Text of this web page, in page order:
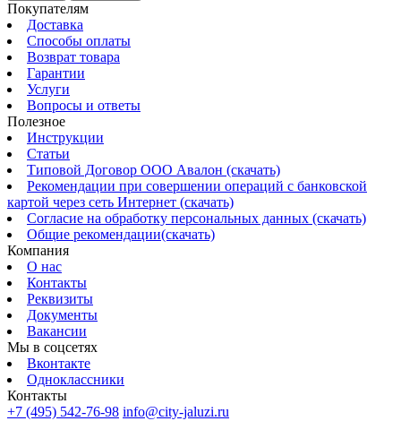
Покупателям
Доставка
Способы оплаты
Возврат товара
Гарантии
Услуги
Вопросы и ответы
Полезное
Инструкции
Статьи
Типовой Договор ООО Авалон (скачать)
Рекомендации при совершении операций с банковской
картой через сеть Интернет (скачать)
Согласие на обработку персональных данных (скачать)
Общие рекомендации(скачать)
Компания
О нас
Контакты
Реквизиты
Документы
Вакансии
Мы в соцсетях
Вконтакте
Одноклассники
Контакты
+7 (495) 542-76-98 info@city-jaluzi.ru